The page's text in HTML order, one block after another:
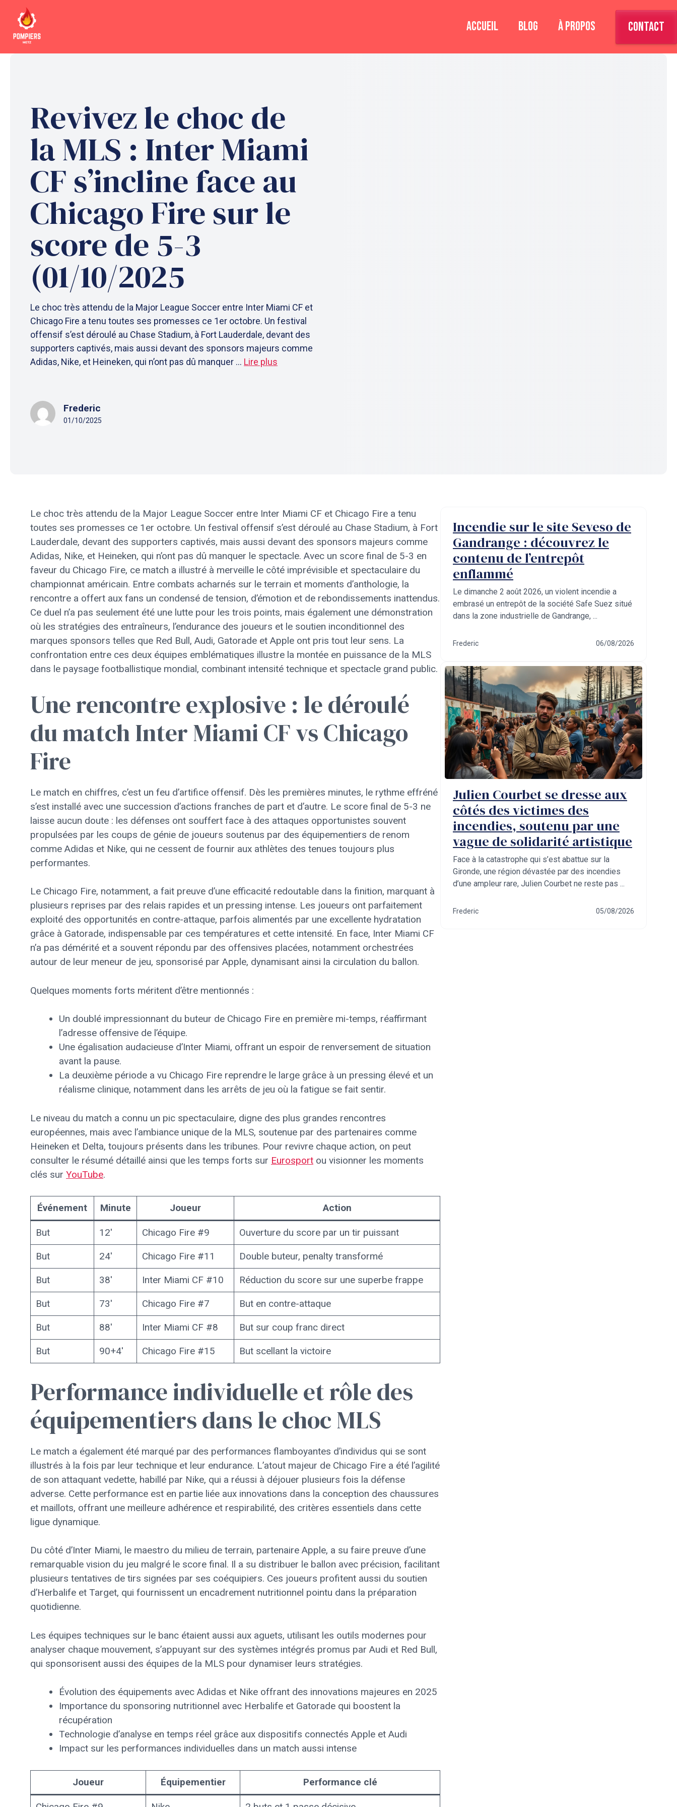
contenu
ACCUEIL BLOG À PROPOS CONTACT
Revivez le choc de
la MLS : Inter Miami
CF s’incline face au
Chicago Fire sur le
score de 5-3
(01/10/2025
Le choc très attendu de la Major League Soccer entre Inter Miami CF et
Chicago Fire a tenu toutes ses promesses ce 1er octobre. Un festival
offensif s’est déroulé au Chase Stadium, à Fort Lauderdale, devant des
supporters captivés, mais aussi devant des sponsors majeurs comme
Adidas, Nike, et Heineken, qui n’ont pas dû manquer ... Lire plus
Frederic
01/10/2025
Le choc très attendu de la Major League Soccer entre Inter Miami CF et Chicago Fire a tenu
toutes ses promesses ce 1er octobre. Un festival offensif s’est déroulé au Chase Stadium, à Fort
Lauderdale, devant des supporters captivés, mais aussi devant des sponsors majeurs comme
Adidas, Nike, et Heineken, qui n’ont pas dû manquer le spectacle. Avec un score final de 5-3 en
faveur du Chicago Fire, ce match a illustré à merveille le côté imprévisible et spectaculaire du
championnat américain. Entre combats acharnés sur le terrain et moments d’anthologie, la
rencontre a offert aux fans un condensé de tension, d’émotion et de rebondissements inattendus.
Ce duel n’a pas seulement été une lutte pour les trois points, mais également une démonstration
où les stratégies des entraîneurs, l’endurance des joueurs et le soutien inconditionnel des
marques sponsors telles que Red Bull, Audi, Gatorade et Apple ont pris tout leur sens. La
confrontation entre ces deux équipes emblématiques illustre la montée en puissance de la MLS
dans le paysage footballistique mondial, combinant intensité technique et spectacle grand public.
Une rencontre explosive : le déroulé
du match Inter Miami CF vs Chicago
Fire
Le match en chiffres, c’est un feu d’artifice offensif. Dès les premières minutes, le rythme effréné
s’est installé avec une succession d’actions franches de part et d’autre. Le score final de 5-3 ne
laisse aucun doute : les défenses ont souffert face à des attaques opportunistes souvent
propulsées par les coups de génie de joueurs soutenus par des équipementiers de renom
comme Adidas et Nike, qui ne cessent de fournir aux athlètes des tenues toujours plus
performantes.
Le Chicago Fire, notamment, a fait preuve d’une efficacité redoutable dans la finition, marquant à
plusieurs reprises par des relais rapides et un pressing intense. Les joueurs ont parfaitement
exploité des opportunités en contre-attaque, parfois alimentés par une excellente hydratation
grâce à Gatorade, indispensable par ces températures et cette intensité. En face, Inter Miami CF
n’a pas démérité et a souvent répondu par des offensives placées, notamment orchestrées
autour de leur meneur de jeu, sponsorisé par Apple, dynamisant ainsi la circulation du ballon.
Quelques moments forts méritent d’être mentionnés :
Un doublé impressionnant du buteur de Chicago Fire en première mi-temps, réaffirmant
l’adresse offensive de l’équipe.
Une égalisation audacieuse d’Inter Miami, offrant un espoir de renversement de situation
avant la pause.
La deuxième période a vu Chicago Fire reprendre le large grâce à un pressing élevé et un
réalisme clinique, notamment dans les arrêts de jeu où la fatigue se fait sentir.
Le niveau du match a connu un pic spectaculaire, digne des plus grandes rencontres
européennes, mais avec l’ambiance unique de la MLS, soutenue par des partenaires comme
Heineken et Delta, toujours présents dans les tribunes. Pour revivre chaque action, on peut
consulter le résumé détaillé ainsi que les temps forts sur Eurosport ou visionner les moments
clés sur YouTube.
Événement Minute Joueur Action
But 12′ Chicago Fire #9 Ouverture du score par un tir puissant
But 24′ Chicago Fire #11 Double buteur, penalty transformé
But 38′ Inter Miami CF #10 Réduction du score sur une superbe frappe
But 73′ Chicago Fire #7 But en contre-attaque
But 88′ Inter Miami CF #8 But sur coup franc direct
But 90+4′ Chicago Fire #15 But scellant la victoire
Performance individuelle et rôle des
équipementiers dans le choc MLS
Le match a également été marqué par des performances flamboyantes d’individus qui se sont
illustrés à la fois par leur technique et leur endurance. L’atout majeur de Chicago Fire a été l’agilité
de son attaquant vedette, habillé par Nike, qui a réussi à déjouer plusieurs fois la défense
adverse. Cette performance est en partie liée aux innovations dans la conception des chaussures
et maillots, offrant une meilleure adhérence et respirabilité, des critères essentiels dans cette
ligue dynamique.
Du côté d’Inter Miami, le maestro du milieu de terrain, partenaire Apple, a su faire preuve d’une
remarquable vision du jeu malgré le score final. Il a su distribuer le ballon avec précision, facilitant
plusieurs tentatives de tirs signées par ses coéquipiers. Ces joueurs profitent aussi du soutien
d’Herbalife et Target, qui fournissent un encadrement nutritionnel pointu dans la préparation
quotidienne.
Les équipes techniques sur le banc étaient aussi aux aguets, utilisant les outils modernes pour
analyser chaque mouvement, s’appuyant sur des systèmes intégrés promus par Audi et Red Bull,
qui sponsorisent aussi des équipes de la MLS pour dynamiser leurs stratégies.
Évolution des équipements avec Adidas et Nike offrant des innovations majeures en 2025
Importance du sponsoring nutritionnel avec Herbalife et Gatorade qui boostent la
récupération
Technologie d’analyse en temps réel grâce aux dispositifs connectés Apple et Audi
Impact sur les performances individuelles dans un match aussi intense
Joueur Équipementier Performance clé
Incendie sur le site Seveso de
Gandrange : découvrez le
contenu de l’entrepôt
enflammé
Le dimanche 2 août 2026, un violent incendie a
embrasé un entrepôt de la société Safe Suez situé
dans la zone industrielle de Gandrange, ...
Frederic 06/08/2026
Julien Courbet se dresse aux
côtés des victimes des
incendies, soutenu par une
vague de solidarité artistique
Face à la catastrophe qui s’est abattue sur la
Gironde, une région dévastée par des incendies
d’une ampleur rare, Julien Courbet ne reste pas ...
Frederic 05/08/2026